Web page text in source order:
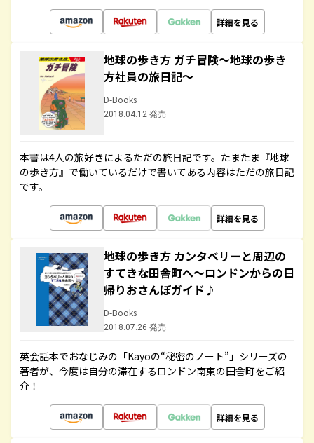
詳細を見る
地球の歩き方 ガチ冒険～地球の歩き
方社員の旅日記～
D-Books
2018.04.12 発売
本書は4人の旅好きによるただの旅日記です。たまたま『地球
の歩き方』で働いているだけで書いてある内容はただの旅日記
です。
詳細を見る
地球の歩き方 カンタベリーと周辺の
すてきな田舎町へ～ロンドンからの日
帰りおさんぽガイド♪
D-Books
2018.07.26 発売
英会話本でおなじみの「Kayoの“秘密のノート”」シリーズの
著者が、今度は自分の滞在するロンドン南東の田舎町をご紹
介！
詳細を見る